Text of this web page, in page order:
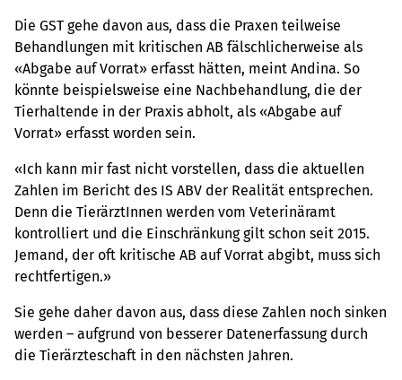
Die GST gehe davon aus, dass die Praxen teilweise
Behandlungen mit kritischen AB fälschlicherweise als
«Abgabe auf Vorrat» erfasst hätten, meint Andina. So
könnte beispielsweise eine Nachbehandlung, die der
Tierhaltende in der Praxis abholt, als «Abgabe auf
Vorrat» erfasst worden sein.
«Ich kann mir fast nicht vorstellen, dass die aktuellen
Zahlen im Bericht des IS ABV der Realität entsprechen.
Denn die TierärztInnen werden vom Veterinäramt
kontrolliert und die Einschränkung gilt schon seit 2015.
Jemand, der oft kritische AB auf Vorrat abgibt, muss sich
rechtfertigen.»
Sie gehe daher davon aus, dass diese Zahlen noch sinken
werden – aufgrund von besserer Datenerfassung durch
die Tierärzteschaft in den nächsten Jahren.